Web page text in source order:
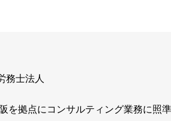
務士法人
を拠点にコンサルティング業務に照準